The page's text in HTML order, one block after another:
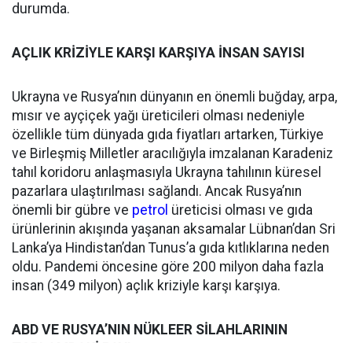
durumda.
AÇLIK KRİZİYLE KARŞI KARŞIYA İNSAN SAYISI
Ukrayna ve Rusya’nın dünyanın en önemli buğday, arpa,
mısır ve ayçiçek yağı üreticileri olması nedeniyle
özellikle tüm dünyada gıda fiyatları artarken, Türkiye
ve Birleşmiş Milletler aracılığıyla imzalanan Karadeniz
tahıl koridoru anlaşmasıyla Ukrayna tahılının küresel
pazarlara ulaştırılması sağlandı. Ancak Rusya’nın
önemli bir gübre ve petrol üreticisi olması ve gıda
ürünlerinin akışında yaşanan aksamalar Lübnan’dan Sri
Lanka’ya Hindistan’dan Tunus’a gıda kıtlıklarına neden
oldu. Pandemi öncesine göre 200 milyon daha fazla
insan (349 milyon) açlık kriziyle karşı karşıya.
ABD VE RUSYA’NIN NÜKLEER SİLAHLARININ